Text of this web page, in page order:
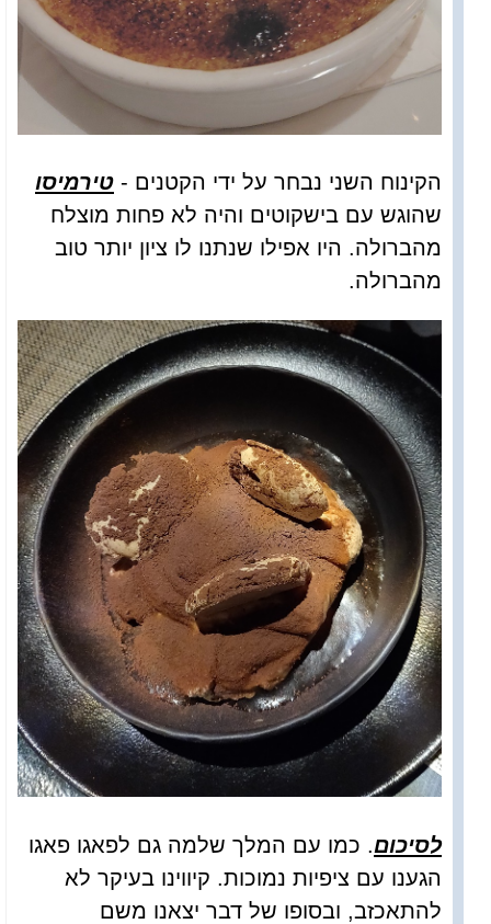
הקינוח השני נבחר על ידי הקטנים - טירמיסו
שהוגש עם בישקוטים והיה לא פחות מוצלח
מהברולה. היו אפילו שנתנו לו ציון יותר טוב
מהברולה.
לסיכום. כמו עם המלך שלמה גם לפאגו פאגו
הגענו עם ציפיות נמוכות. קיווינו בעיקר לא
להתאכזב, ובסופו של דבר יצאנו משם